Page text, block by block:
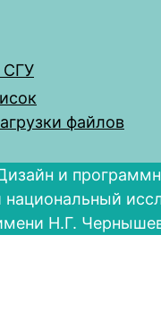
файлов
и
национальный
Н.Г.